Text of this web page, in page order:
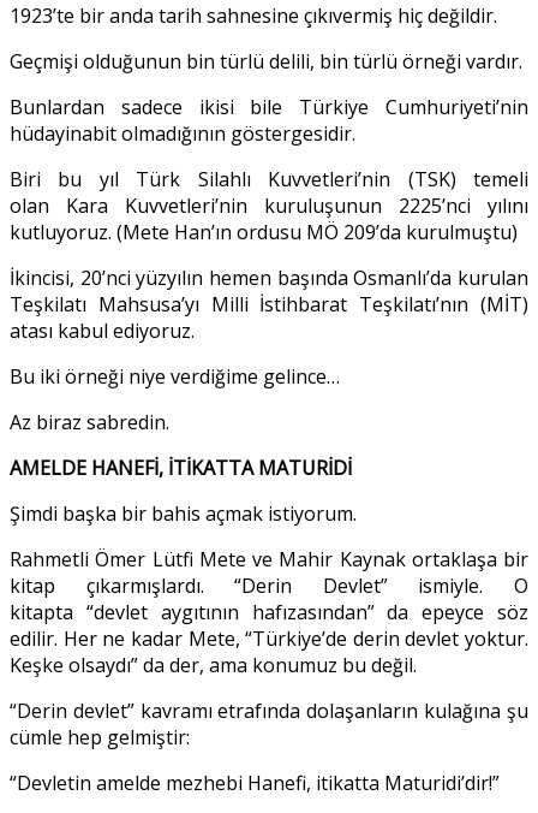
1923’te bir anda tarih sahnesine çıkıvermiş hiç değildir.
Geçmişi olduğunun bin türlü delili, bin türlü örneği vardır.
Bunlardan sadece ikisi bile Türkiye Cumhuriyeti’nin
hüdayinabit olmadığının göstergesidir.
Biri bu yıl Türk Silahlı Kuvvetleri’nin (TSK) temeli
olan Kara Kuvvetleri’nin kuruluşunun 2225’nci yılını
kutluyoruz. (Mete Han’ın ordusu MÖ 209’da kurulmuştu)
İkincisi, 20’nci yüzyılın hemen başında Osmanlı’da kurulan
Teşkilatı Mahsusa’yı Milli İstihbarat Teşkilatı’nın (MİT)
atası kabul ediyoruz.
Bu iki örneği niye verdiğime gelince…
Az biraz sabredin.
AMELDE HANEFİ, İTİKATTA MATURİDİ
Şimdi başka bir bahis açmak istiyorum.
Rahmetli Ömer Lütfi Mete ve Mahir Kaynak ortaklaşa bir
kitap çıkarmışlardı. “Derin Devlet” ismiyle. O
kitapta “devlet aygıtının hafızasından” da epeyce söz
edilir. Her ne kadar Mete, “Türkiye’de derin devlet yoktur.
Keşke olsaydı” da der, ama konumuz bu değil.
“Derin devlet” kavramı etrafında dolaşanların kulağına şu
cümle hep gelmiştir:
“Devletin amelde mezhebi Hanefi, itikatta Maturidi’dir!”